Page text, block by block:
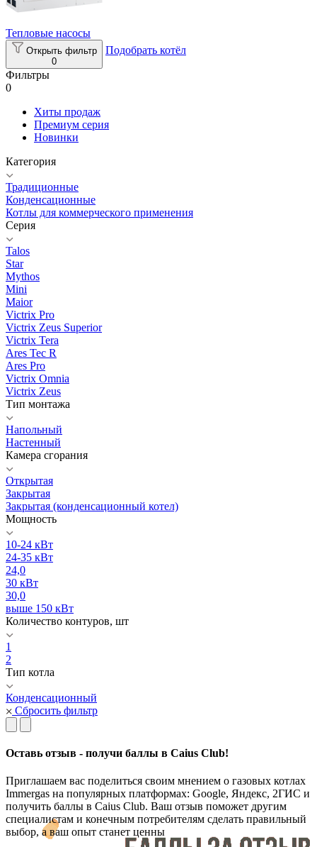
Тепловые насосы
Открыть фильтр
0
Подобрать котёл
Фильтры
0
Хиты продаж
Премиум серия
Новинки
Категория
Традиционные
Конденсационные
Котлы для коммерческого применения
Серия
Talos
Star
Mythos
Mini
Maior
Victrix Pro
Victrix Zeus Superior
Victrix Tera
Ares Tec R
Ares Pro
Victrix Omnia
Victrix Zeus
Тип монтажа
Напольный
Настенный
Камера сгорания
Открытая
Закрытая
Закрытая (конденсационный котел)
Мощность
10-24 кВт
24-35 кВт
24,0
30 кВт
30,0
выше 150 кВт
Количество контуров, шт
1
2
Тип котла
Конденсационный
Сбросить фильтр
Оставь отзыв - получи баллы в Caius Club!
Приглашаем вас поделиться своим мнением о газовых котлах
Immergas на популярных платформах: Google, Яндекс, 2ГИС и
получить баллы в Caius Club. Ваш отзыв поможет другим
специалистам и конечным потребителям сделать правильный
выбор, а ваш опыт станет ценны